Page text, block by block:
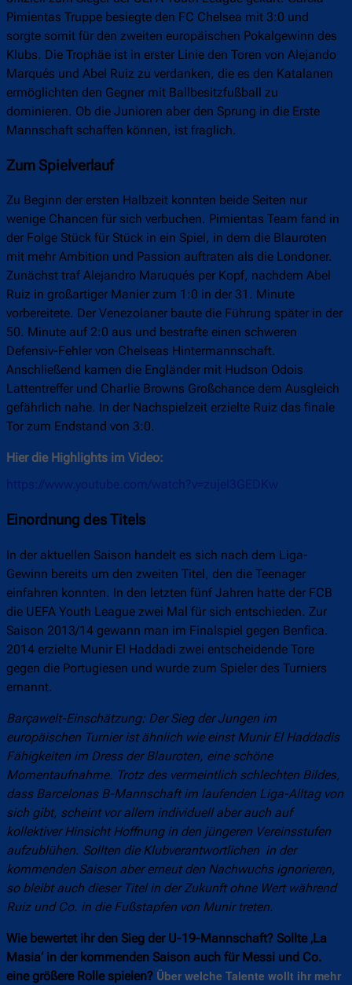
Pimientas Truppe besiegte den FC Chelsea mit 3:0 und
sorgte somit für den zweiten europäischen Pokalgewinn des
Klubs. Die Trophäe ist in erster Linie den Toren von Alejando
Marqués und Abel Ruiz zu verdanken, die es den Katalanen
ermöglichten den Gegner mit Ballbesitzfußball zu
dominieren. Ob die Junioren aber den Sprung in die Erste
Mannschaft schaffen können, ist fraglich.
Zum Spielverlauf
Zu Beginn der ersten Halbzeit konnten beide Seiten nur
wenige Chancen für sich verbuchen. Pimientas Team fand in
der Folge Stück für Stück in ein Spiel, in dem die Blauroten
mit mehr Ambition und Passion auftraten als die Londoner.
Zunächst traf Alejandro Maruqués per Kopf, nachdem Abel
Ruiz in großartiger Manier zum 1:0 in der 31. Minute
vorbereitete. Der Venezolaner baute die Führung später in der
50. Minute auf 2:0 aus und bestrafte einen schweren
Defensiv-Fehler von Chelseas Hintermannschaft.
Anschließend kamen die Engländer mit Hudson Odois
Lattentreffer und Charlie Browns Großchance dem Ausgleich
gefährlich nahe. In der Nachspielzeit erzielte Ruiz das finale
Tor zum Endstand von 3:0.
Hier die Highlights im Video:
https://www.youtube.com/watch?v=zujeI3GEDKw
Einordnung des Titels
In der aktuellen Saison handelt es sich nach dem Liga-
Gewinn bereits um den zweiten Titel, den die Teenager
einfahren konnten. In den letzten fünf Jahren hatte der FCB
die UEFA Youth League zwei Mal für sich entschieden. Zur
Saison 2013/14 gewann man im Finalspiel gegen Benfica.
2014 erzielte Munir El Haddadi zwei entscheidende Tore
gegen die Portugiesen und wurde zum Spieler des Turniers
ernannt.
Barçawelt-Einschätzung: Der Sieg der Jungen im
europäischen Turnier ist ähnlich wie einst Munir El Haddadis
Fähigkeiten im Dress der Blauroten, eine schöne
Momentaufnahme. Trotz des vermeintlich schlechten Bildes,
dass Barcelonas B-Mannschaft im laufenden Liga-Alltag von
sich gibt, scheint vor allem individuell aber auch auf
kollektiver Hinsicht Hoffnung in den jüngeren Vereinsstufen
aufzublühen. Sollten die Klubverantwortlichen in der
kommenden Saison aber erneut den Nachwuchs ignorieren,
so bleibt auch dieser Titel in der Zukunft ohne Wert während
Ruiz und Co. in die Fußstapfen von Munir treten.
Wie bewertet ihr den Sieg der U-19-Mannschaft? Sollte ‚La
Masia‘ in der kommenden Saison auch für Messi und Co.
eine größere Rolle spielen? Über welche Talente wollt ihr mehr